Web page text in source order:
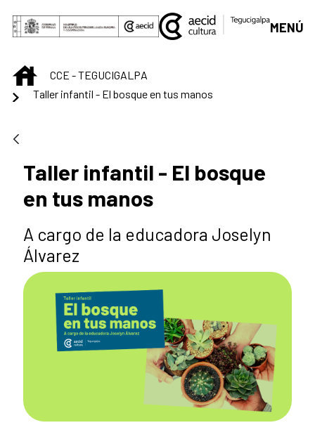
Saltar al contenido principal
MENÚ
INICIOCCE - TEGUCIGALPA
Taller infantil - El bosque en tus manos
Taller infantil - El bosque
en tus manos
A cargo de la educadora Joselyn
Álvarez